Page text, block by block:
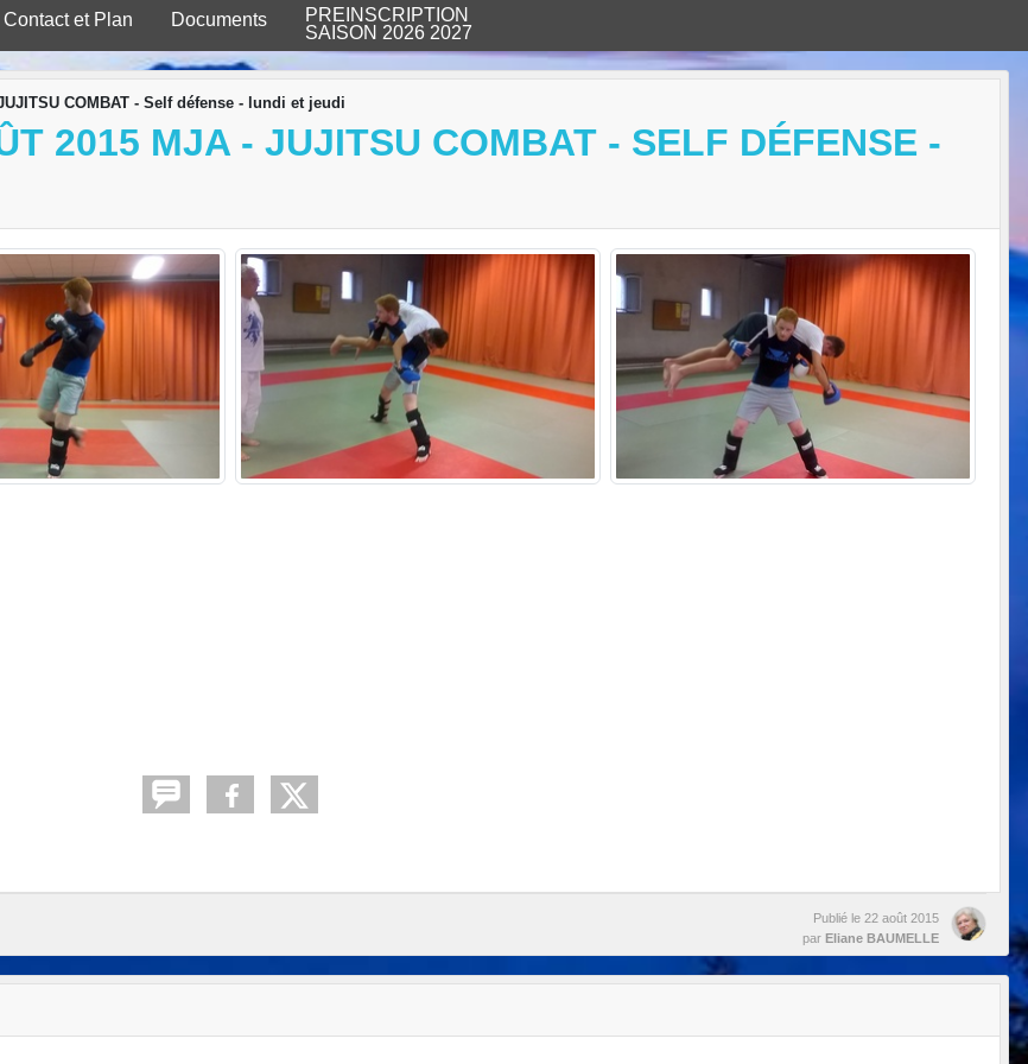
Contact et Plan Documents
PREINSCRIPTION
SAISON 2026 2027
COMBAT - Self défense - lundi et jeudi
2015 MJA - JUJITSU COMBAT - SELF DÉFENSE -
Publié le 22 août 2015
par Eliane BAUMELLE